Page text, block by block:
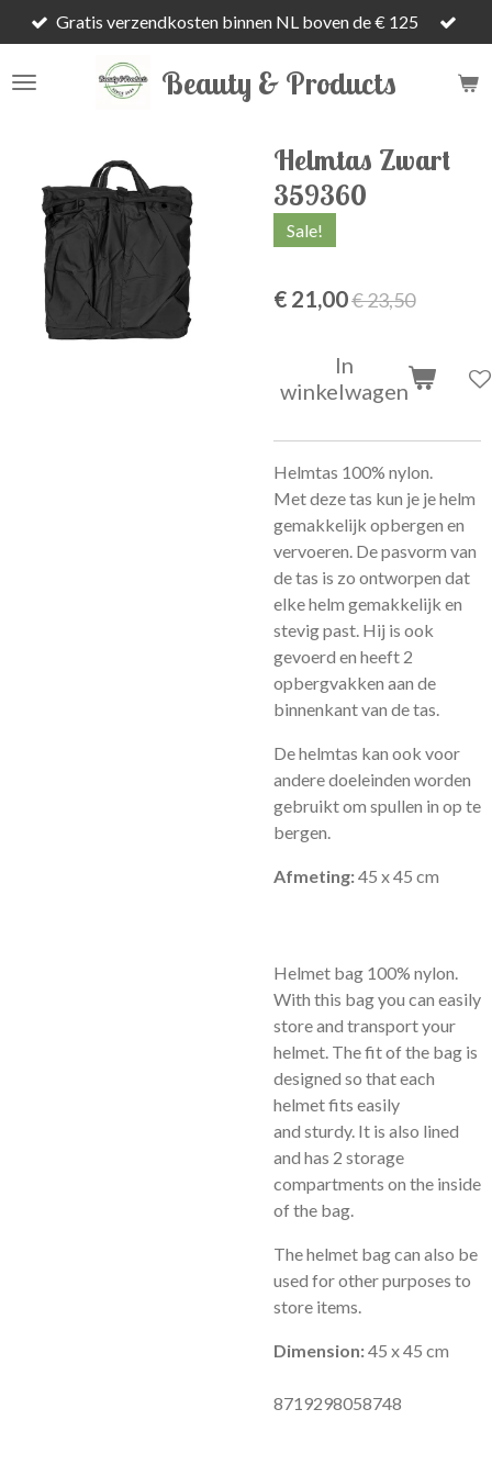
Ga
direct
naar
Beauty & Products
Gratis verzendkosten binnen NL boven de € 125
Helmtas Zwart
359360
Sale!
€ 21,00€ 23,50
In
winkelwagen
Helmtas 100% nylon.
Met deze tas kun je je helm
gemakkelijk opbergen en
vervoeren. De pasvorm van
de tas is zo ontworpen dat
elke helm gemakkelijk en
stevig past. Hij is ook
gevoerd en heeft 2
opbergvakken aan de
binnenkant van de tas.
De helmtas kan ook voor
andere doeleinden worden
gebruikt om spullen in op te
bergen.
Afmeting:45 x 45 cm
Helmet bag 100% nylon.
With this bag you can easily
store and transport your
helmet. The fit of the bag is
designed so that each
helmet fits easily
and sturdy. It is also lined
and has 2 storage
compartments on the inside
of the bag.
The helmet bag can also be
used for other purposes to
store items.
Dimension:45 x 45 cm
8719298058748